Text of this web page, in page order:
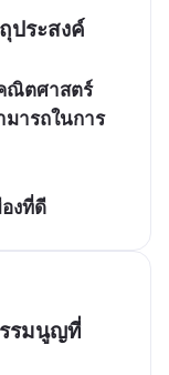
ประสงค์
ณิตศาสตร์
มารถในการ
งที่ดี
รมนูญที่